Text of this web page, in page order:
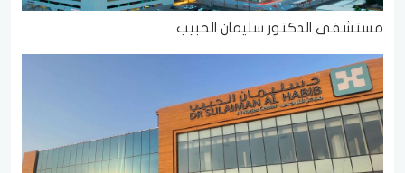
مستشفى الدكتور سليمان الحبيب